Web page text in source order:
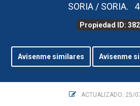
SORIA / SORIA.
Propiedad ID:
Avisenme similares Avisenme
ACTUALIZADO: 25/